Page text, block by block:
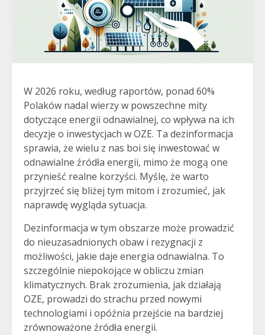
W 2026 roku, według raportów, ponad 60%
Polaków nadal wierzy w powszechne mity
dotyczące energii odnawialnej, co wpływa na ich
decyzje o inwestycjach w OZE. Ta dezinformacja
sprawia, że wielu z nas boi się inwestować w
odnawialne źródła energii, mimo że mogą one
przynieść realne korzyści. Myślę, że warto
przyjrzeć się bliżej tym mitom i zrozumieć, jak
naprawdę wygląda sytuacja.
Dezinformacja w tym obszarze może prowadzić
do nieuzasadnionych obaw i rezygnacji z
możliwości, jakie daje energia odnawialna. To
szczególnie niepokojące w obliczu zmian
klimatycznych. Brak zrozumienia, jak działają
OZE, prowadzi do strachu przed nowymi
technologiami i opóźnia przejście na bardziej
zrównoważone źródła energii.